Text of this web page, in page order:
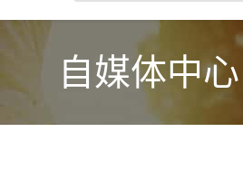
自媒体中心